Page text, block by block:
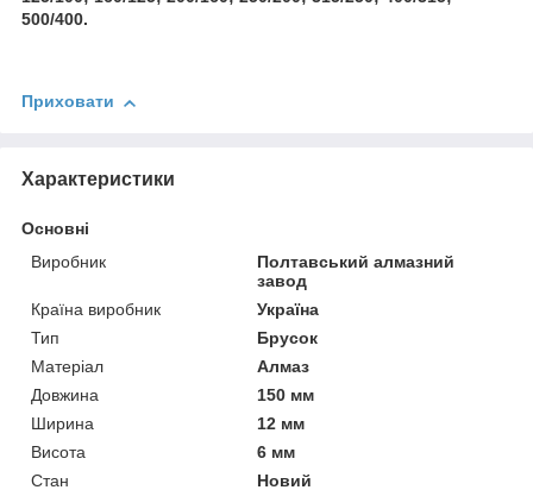
500/400.
Приховати
Характеристики
Основні
Виробник
Полтавський алмазний
завод
Країна виробник
Україна
Тип
Брусок
Матеріал
Алмаз
Довжина
150 мм
Ширина
12 мм
Висота
6 мм
Стан
Новий